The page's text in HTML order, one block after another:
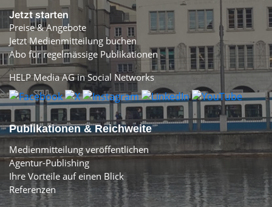
Jetzt starten
Preise & Angebote
Jetzt Medienmitteilung buchen
Abo für regelmässige Publikationen
HELP Media AG in Social Networks
Publikationen & Reichweite
Medienmitteilung veröffentlichen
Agentur-Publishing
Ihre Vorteile auf einen Blick
Referenzen